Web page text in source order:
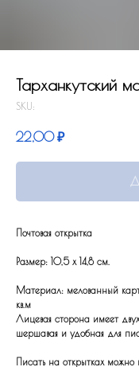
Тарханкутский
SKU:
22,00 ₽
Почтовая открытка
Размер: 10,5 x 14,8 см.
Материал: мелованный
кв.м
Лицевая сторона имеет
шершавая и удобная для
Писать на открытках